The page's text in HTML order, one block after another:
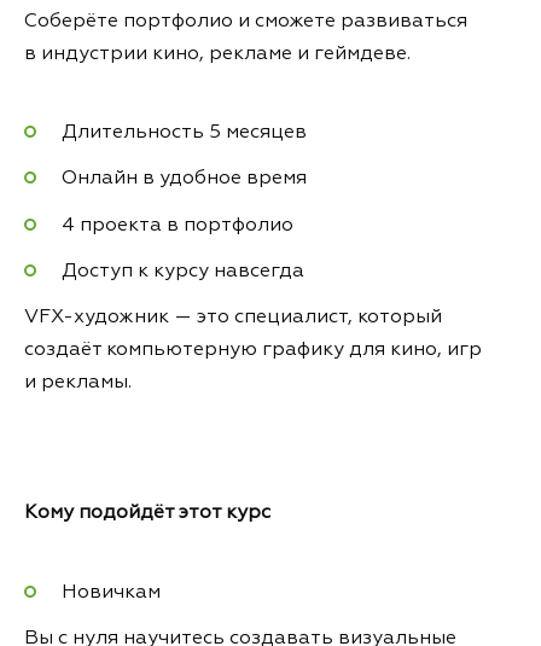
Соберёте портфолио и сможете развиваться
в индустрии кино, рекламе и геймдеве.
Длительность 5 месяцев
Онлайн в удобное время
4 проекта в портфолио
Доступ к курсу навсегда
VFX-художник — это специалист, который
создаёт компьютерную графику для кино, игр
и рекламы.
Кому подойдёт этот курс
Новичкам
Вы с нуля научитесь создавать визуальные